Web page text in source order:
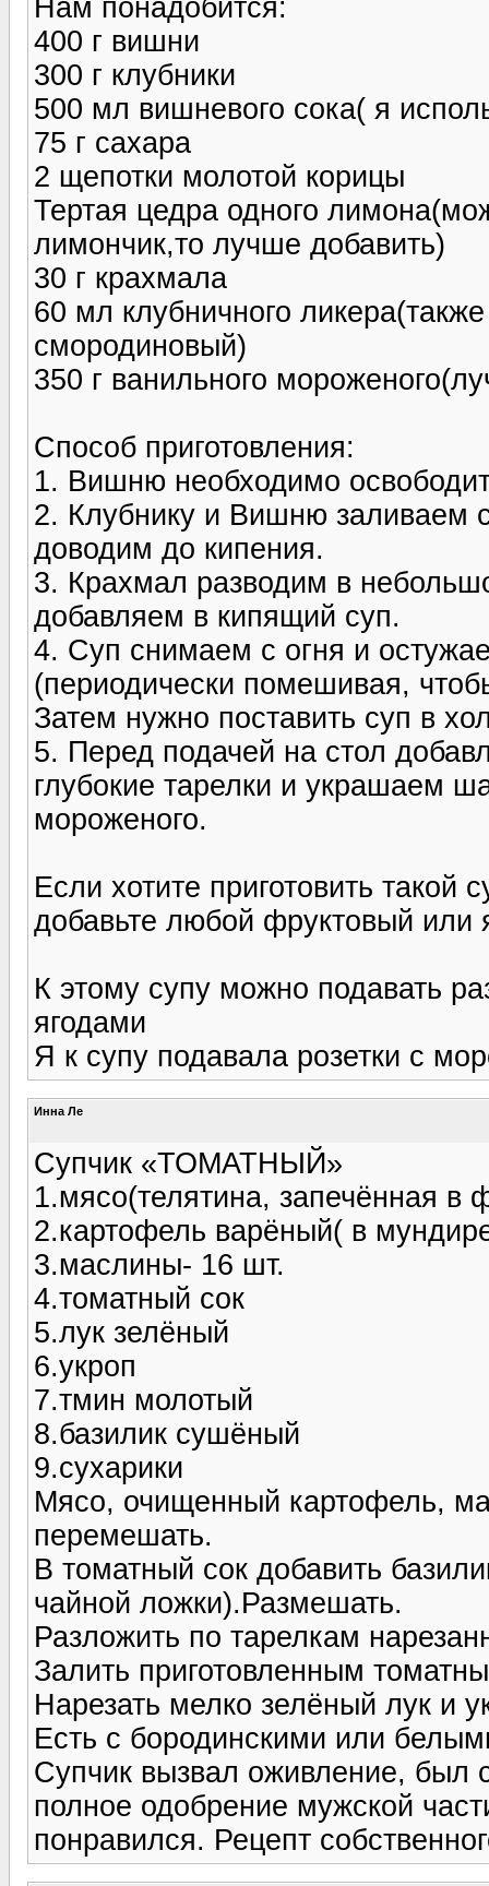
Нам понадобится:
400 г вишни
300 г клубники
500 мл вишневого сока( я
75 г сахара
2 щепотки молотой корицы
Тертая цедра одного
лимончик,то лучше добавить)
30 г крахмала
60 мл клубничного
смородиновый)
350 г ванильного
Способ приготовления:
1. Вишню необходимо
2. Клубнику и Вишню заливаем
доводим до кипения.
3. Крахмал разводим в
добавляем в кипящий суп.
4. Суп снимаем с огня и
(периодически помешивая,
Затем нужно поставить суп в
5. Перед подачей на стол
глубокие тарелки и украшаем
мороженого.
Если хотите приготовить такой
добавьте любой фруктовый или
К этому супу можно подавать
ягодами
Я к супу подавала розетки с
Инна Ле
Супчик «ТОМАТНЫЙ»
1.мясо(телятина, запечённая в
2.картофель варёный( в
3.маслины- 16 шт.
4.томатный сок
5.лук зелёный
6.укроп
7.тмин молотый
8.базилик сушёный
9.сухарики
Мясо, очищенный картофель,
перемешать.
В томатный сок добавить
чайной ложки).Размешать.
Разложить по тарелкам
Залить приготовленным
Нарезать мелко зелёный лук и
Есть с бородинскими или
Супчик вызвал оживление, был
полное одобрение мужской
понравился. Рецепт